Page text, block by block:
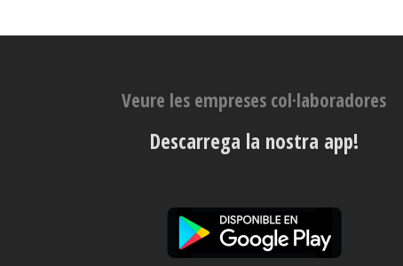
Veure les empreses col·laboradores
Descarrega la nostra app!